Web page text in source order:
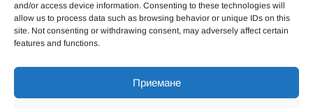
and/or access device information. Consenting to these technologies will
allow us to process data such as browsing behavior or unique IDs on this
site. Not consenting or withdrawing consent, may adversely affect certain
features and functions.
Приемане